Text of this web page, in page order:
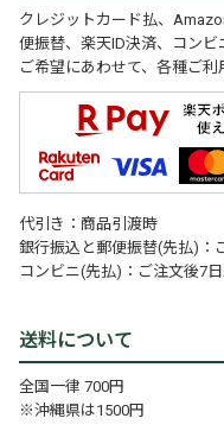
クレジットカード払、
便振替、楽天ID決済、コンビ
ご希望にあわせて、各種ご利
代引き：商品引渡時
銀行振込と郵便振替(先払)：
コンビニ(先払)：ご注文後7
送料について
全国一律 700円
※沖縄県は1500円